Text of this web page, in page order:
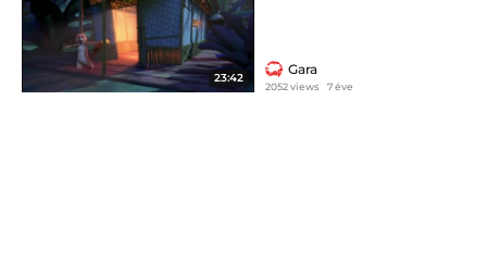
23:42
Gara
2052 views 7 éve